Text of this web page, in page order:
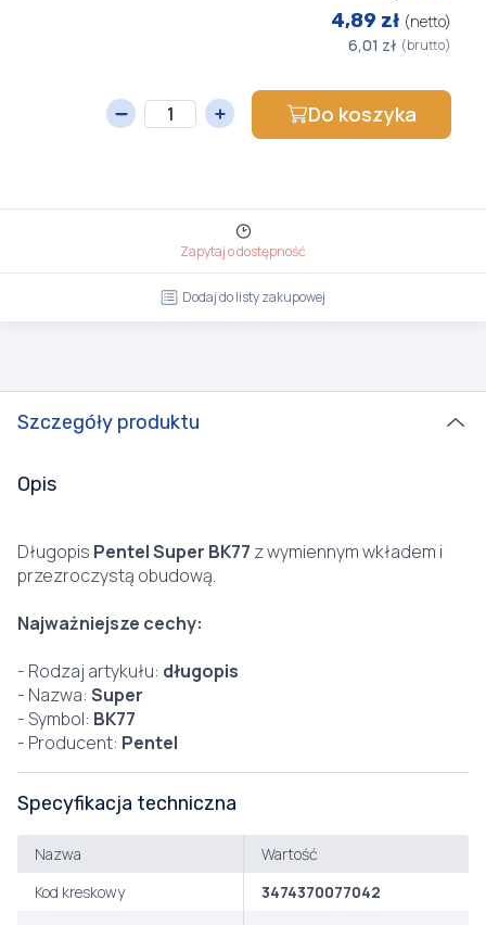
4,89 zł (netto)
6,01 zł (brutto)
Do koszyka
Zapytaj o dostępność
Dodaj do listy zakupowej
Szczegóły produktu
Opis
Długopis Pentel Super BK77 z wymiennym wkładem i
przezroczystą obudową.
Najważniejsze cechy:
- Rodzaj artykułu: długopis
- Nazwa: Super
- Symbol: BK77
- Producent: Pentel
Specyfikacja techniczna
Nazwa
Wartość
Kod kreskowy
3474370077042